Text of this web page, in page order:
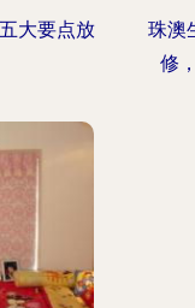
大要点放
珠澳
修